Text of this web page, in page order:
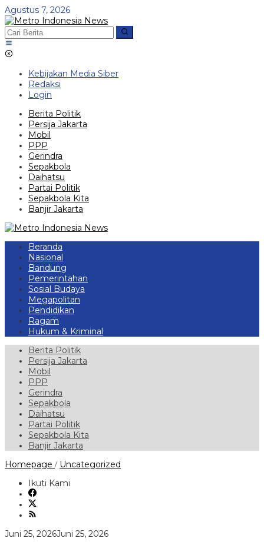
Lewati
ke
konten
Agustus 7, 2026
Kebijakan Media Siber
Redaksi
Login
Berita Politik
Persija Jakarta
Mobil
PPP
Gerindra
Sepakbola
Daihatsu
Partai Politik
Sepakbola Kita
Banjir Jakarta
Beranda
Nasional
Bandung
Pemerintahan
Sosial Budaya
Megapolitan
Pendidikan
Ragam
Hukum & Kriminal
Berita Politik
Persija Jakarta
Mobil
PPP
Gerindra
Sepakbola
Daihatsu
Partai Politik
Sepakbola Kita
Banjir Jakarta
Homepage / Uncategorized
Ikuti Kami
Juni 25, 2026Juni 25, 2026oleh